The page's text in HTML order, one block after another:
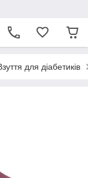
для діабетиків